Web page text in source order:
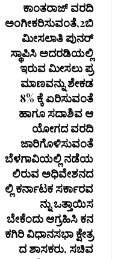
ಕಾಂತರಾಜ್ ವರದಿ
ಅಂಗೀಕರಿಸುವಂತೆ,2ಬಿ
ಮೀಸಲಾತಿ ಪುನರ್
ಸ್ಥಾಪಿಸಿ ಅದರಡಿಯಲ್ಲಿ
ಇರುವ ಮೀಸಲು ಪ್ರ
ಮಾಣವನ್ನು ಶೇಕಡ
8% ಕ್ಕೆ ಏರಿಸುವಂತೆ
ಹಾಗೂ ಸದಾಶಿವ ಆ
ಯೋಗದ ವರದಿ
ಜಾರಿಗೊಳಿಸುವಂತೆ
ಬೆಳಗಾವಿಯಲ್ಲಿ ನಡೆಯ
ಲಿರುವ ಅಧಿವೇಶನದ
ಲ್ಲಿ ಕರ್ನಾಟಕ ಸರ್ಕಾರವ
ನ್ನು ಒತ್ತಾಯಿಸ
ಬೇಕೆಂದು ಆಗ್ರಹಿಸಿ ಕನ
ಕಗಿರಿ ವಿಧಾನಸಭಾ ಕ್ಷೇತ್ರ
ದ ಶಾಸಕರು, ಸಚಿವ